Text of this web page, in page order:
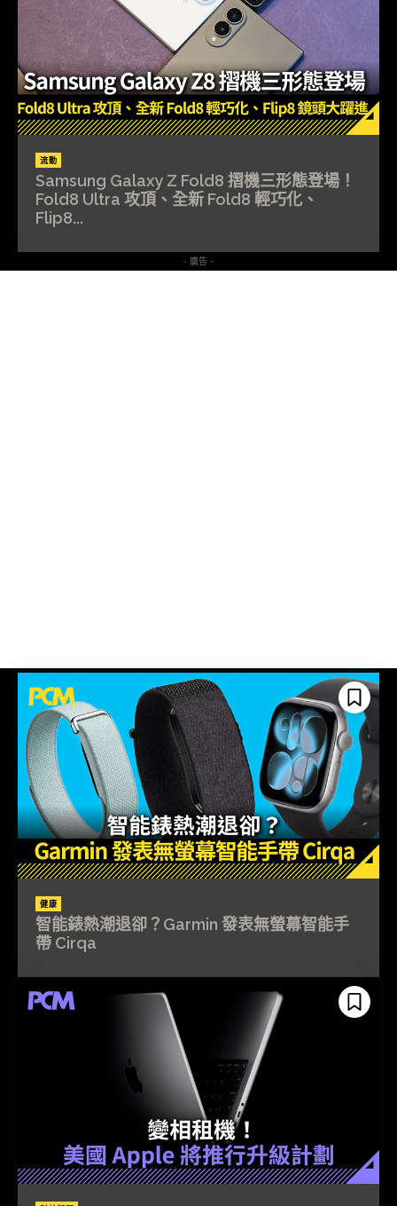
流動
Samsung Galaxy Z Fold8 摺機三形態登場！
Fold8 Ultra 攻頂、全新 Fold8 輕巧化、
Flip8...
- 廣告 -
健康
智能錶熱潮退卻？Garmin 發表無螢幕智能手
帶 Cirqa